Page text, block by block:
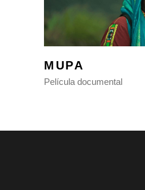
MUPA
Película documental